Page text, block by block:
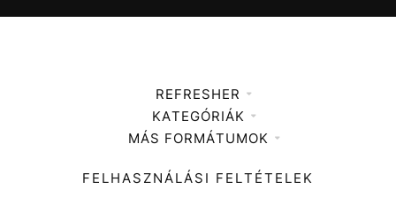
REFRESHER
Médiaajánlat
KATEGÓRIÁK
Zene
Divat
MÁS FORMÁTUMOK
FELHASZNÁLÁSI FELTÉTELEK